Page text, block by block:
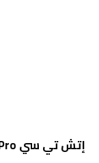
إتش تي سي Desire 22 Pro :